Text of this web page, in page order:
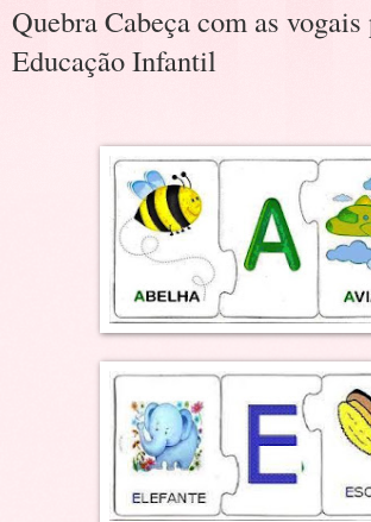
Quebra Cabeça com as vogais
Educação Infantil